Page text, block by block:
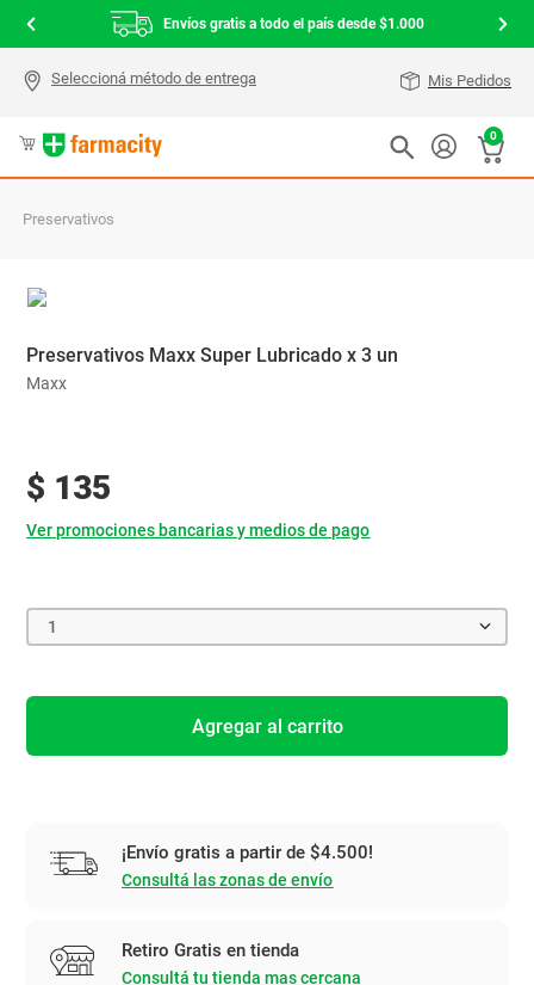
Envíos gratis a todo el país desde $1.000
Mis Pedidos
0
Preservativos
Preservativos Maxx Super Lubricado x 3 un
Maxx
$ 135
Ver promociones bancarias y medios de pago
1
Agregar al carrito
¡Envío gratis a partir de $4.500!
Consultá las zonas de envío
Retiro Gratis en tienda
Consultá tu tienda mas cercana